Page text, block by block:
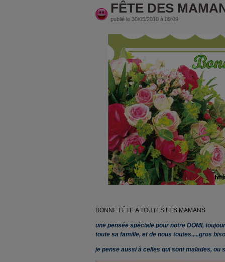
FÊTE DES
publié le 30/05/2010 à 09:09
BONNE FÊTE A TOUTES LES MAMANS
une pensée spéciale pour notre DOMI,
toute sa famille, et de nous toutes.....gros
je pense aussi à celles qui sont malades, ou